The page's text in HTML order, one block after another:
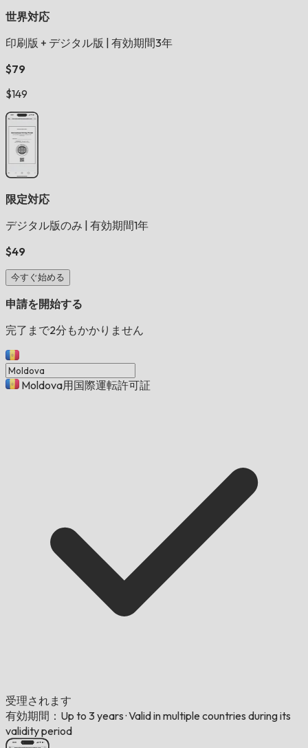
世界対応
印刷版 + デジタル版
有効期間3年
$79
$149
限定対応
デジタル版のみ 有効期間1年
$49
今すぐ始める
申請を開始する
完了まで2分もかかりません
Moldova用国際運転許可証
受理されます
有効期間：Up to 3 years ·Valid in multiple countries during its
validity period